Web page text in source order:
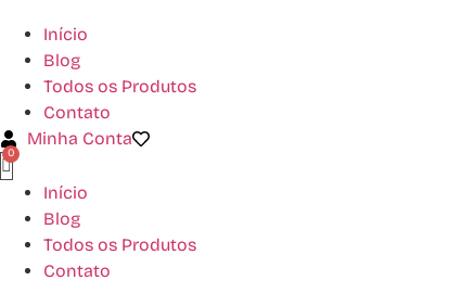
Início
Blog
Todos os Produtos
Contato
Minha Conta
Início
Blog
Todos os Produtos
Contato